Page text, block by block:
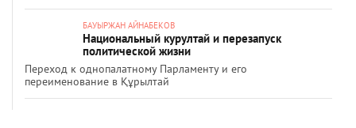
БАУЫРЖАН АЙНАБЕКОВ
Национальный курултай и перезапуск
политической жизни
Переход к однопалатному Парламенту и его
переименование в Құрылтай